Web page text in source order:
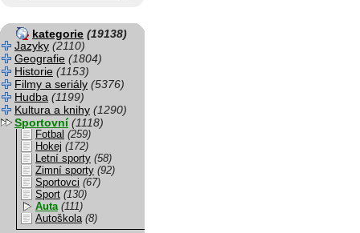
kategorie (19138)
Jazyky (2110)
Geografie (1804)
Historie (1153)
Filmy a seriály (5376)
Hudba (1199)
Kultura a knihy (1290)
Sportovní (1118)
Fotbal (259)
Hokej (172)
Letní sporty (58)
Zimní sporty (92)
Sportovci (67)
Sport (130)
Auta (111)
Autoškola (8)